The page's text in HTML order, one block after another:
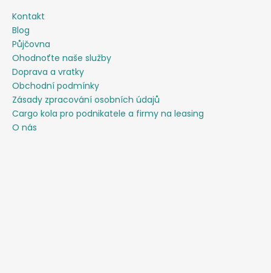
Kontakt
Blog
Půjčovna
Ohodnoťte naše služby
Doprava a vratky
Obchodní podmínky
Zásady zpracování osobních údajů
Cargo kola pro podnikatele a firmy na leasing
O nás